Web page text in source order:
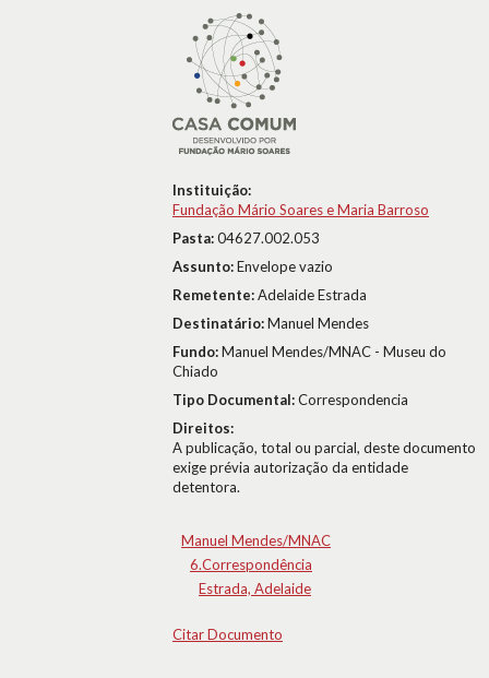
Instituição:
Fundação Mário Soares e Maria Barroso
Pasta:04627.002.053
Assunto:Envelope vazio
Remetente:Adelaide Estrada
Destinatário:Manuel Mendes
Fundo:Manuel Mendes/MNAC - Museu do
Chiado
Tipo Documental:Correspondencia
Direitos:
A publicação, total ou parcial, deste documento
exige prévia autorização da entidade
detentora.
Manuel Mendes/MNAC
6.Correspondência
Estrada, Adelaide
Citar Documento